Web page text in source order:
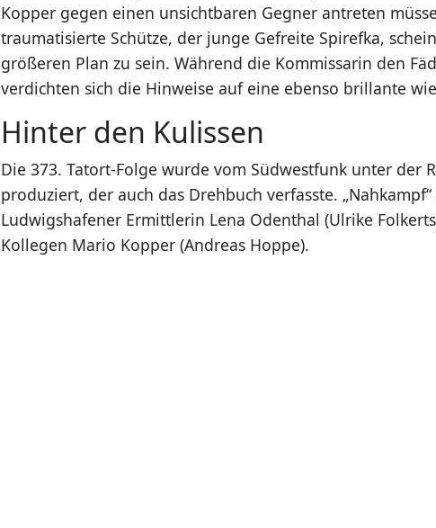
Kopper gegen einen unsichtbaren Gegner antreten
traumatisierte Schütze, der junge Gefreite Spirefka,
größeren Plan zu sein. Während die Kommissarin den
verdichten sich die Hinweise auf eine ebenso brillante
Hinter den Kulissen
Die 373. Tatort-Folge wurde vom Südwestfunk unter der
produziert, der auch das Drehbuch verfasste.
Ludwigshafener Ermittlerin Lena Odenthal (Ulrike
Kollegen Mario Kopper (Andreas Hoppe).